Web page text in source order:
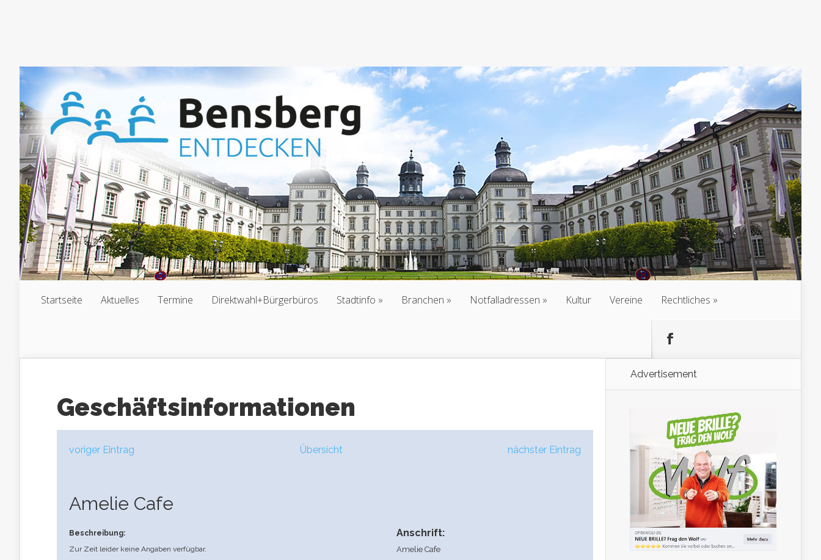
Startseite Aktuelles Termine Direktwahl+Bürgerbüros Stadtinfo Branchen Notfalladressen Kultur Vereine Rechtliches
Geschäftsinformationen
voriger Eintrag Übersicht nächster Eintrag
Amelie Cafe
Beschreibung:
Zur Zeit leider keine Angaben verfügbar.
Anschrift:
Amelie Cafe
Advertisement